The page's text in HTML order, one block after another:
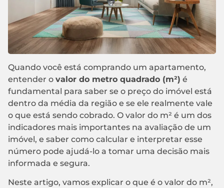
Quando você está comprando um apartamento,
entender o valor do metro quadrado (m²) é
fundamental para saber se o preço do imóvel está
dentro da média da região e se ele realmente vale
o que está sendo cobrado. O valor do m² é um dos
indicadores mais importantes na avaliação de um
imóvel, e saber como calcular e interpretar esse
número pode ajudá-lo a tomar uma decisão mais
informada e segura.
Neste artigo, vamos explicar o que é o valor do m²,